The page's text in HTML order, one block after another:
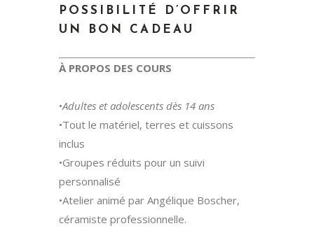
POSSIBILITÉ D’OFFRIR
UN BON CADEAU
À PROPOS DES COURS
•Adultes et adolescents dès 14 ans
•Tout le matériel, terres et cuissons
inclus
•Groupes réduits pour un suivi
personnalisé
•Atelier animé par Angélique Boscher,
céramiste professionnelle.